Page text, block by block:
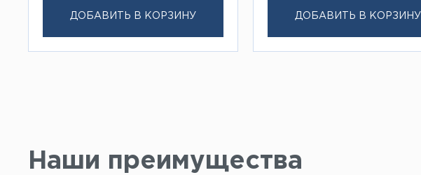
ДОБАВИТЬ В КОРЗИНУ ДОБАВИТЬ В КОРЗИНУ
Наши преимущества